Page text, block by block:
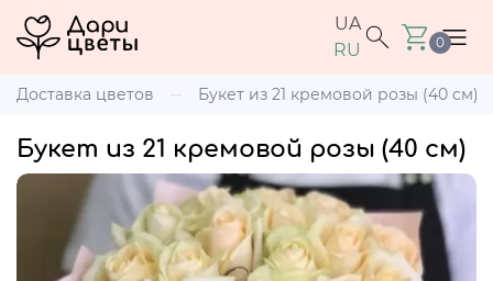
UA
RU
0
Доставка цветов Букет из 21 кремовой розы (40 см)
Букет из 21 кремовой розы (40 см)